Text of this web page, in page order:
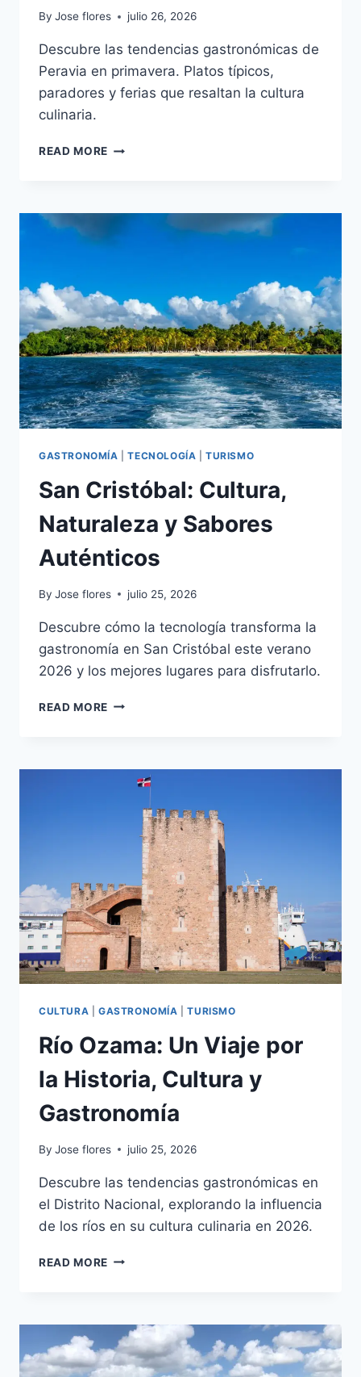
By Jose flores julio 26, 2026
Descubre las tendencias gastronómicas de
Peravia en primavera. Platos típicos,
paradores y ferias que resaltan la cultura
culinaria.
READ MORE GASTRONOMÍA
AUTÉNTICOS
DE
LA
GASTRONOMÍA |TECNOLOGÍA |TURISMO
San Cristóbal: Cultura,
Naturaleza y Sabores
Auténticos
By Jose flores julio 25, 2026
Descubre cómo la tecnología transforma la
gastronomía en San Cristóbal este verano
2026 y los mejores lugares para disfrutarlo.
READ MORE SAN
Y
SABORES
CULTURA GASTRONOMÍA |TURISMO
Río Ozama: Un Viaje por
la Historia, Cultura y
Gastronomía
By Jose flores julio 25, 2026
Descubre las tendencias gastronómicas en
el Distrito Nacional, explorando la influencia
de los ríos en su cultura culinaria en 2026.
READ MORE RÍO
POR
LA
HISTORIA,